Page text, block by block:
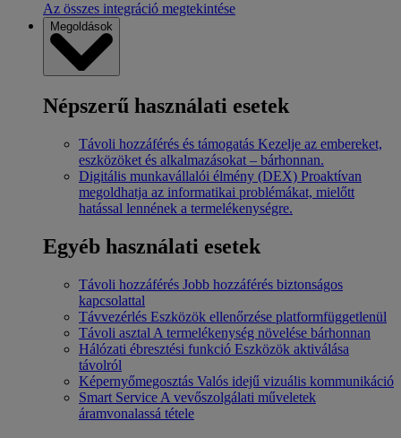
Az összes integráció megtekintése
Megoldások
Népszerű használati esetek
Távoli hozzáférés és támogatás Kezelje az embereket,
eszközöket és alkalmazásokat – bárhonnan.
Digitális munkavállalói élmény (DEX) Proaktívan
megoldhatja az informatikai problémákat, mielőtt
hatással lennének a termelékenységre.
Egyéb használati esetek
Távoli hozzáférés Jobb hozzáférés biztonságos
kapcsolattal
Távvezérlés Eszközök ellenőrzése platformfüggetlenül
Távoli asztal A termelékenység növelése bárhonnan
Hálózati ébresztési funkció Eszközök aktiválása
távolról
Képernyőmegosztás Valós idejű vizuális kommunikáció
Smart Service A vevőszolgálati műveletek
áramvonalassá tétele